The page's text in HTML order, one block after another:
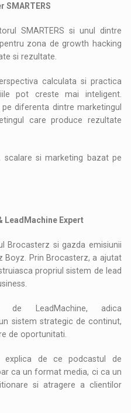
SMARTERS
SMARTERS si unul dintre
zona de growth hacking
si rezultate.
calculata si practica
pot creste mai inteligent.
diferenta dintre marketingul
care produce rezultate
scalare si marketing bazat pe
LeadMachine Expert
Brocasterz si gazda emisiunii
Boyz. Prin Brocasterz, a ajutat
propriul sistem de lead
de LeadMachine, adica
sistem strategic de continut,
de oportunitati.
explica de ce podcastul de
ca un format media, ci ca un
si atragere a clientilor